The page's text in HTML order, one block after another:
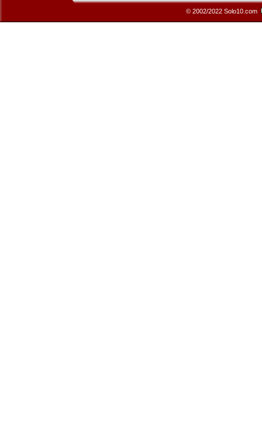
© 2002/2022 Solo10.com